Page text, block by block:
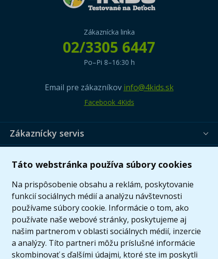
Táto webstránka používa súbory cookies
Na prispôsobenie obsahu a reklám, poskytovanie
funkcií sociálnych médií a analýzu návštevnosti
používame súbory cookie. Informácie o tom, ako
používate naše webové stránky, poskytujeme aj
našim partnerom v oblasti sociálnych médií, inzercie
a analýzy. Títo partneri môžu príslušné informácie
skombinovať s ďalšími údajmi, ktoré ste im poskytli
Zákaznícka linka
02/3305 6447
Po–Pi 8–16:30 h
Email pre zákazníkov info@4kids.sk
Facebook 4Kids
Zákaznícky servis